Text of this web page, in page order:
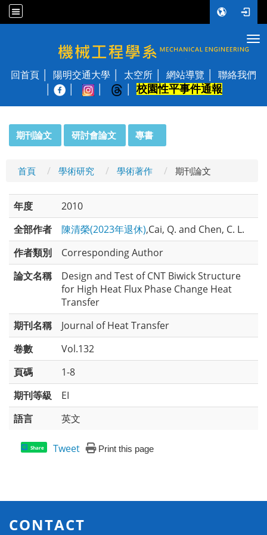
國立陽明交通大學 機械工程學系
回首頁 陽明交通大學 太空所 網站導覽
聯絡我們
校園性平事件通報
期刊論文 研討會論文 專書
首頁 學術研究 學術著作 期刊論文
年度
2010
全部作者
陳清榮(2023年退休),Cai, Q. and Chen, C. L.
作者類別
Corresponding Author
論文名稱
Design and Test of CNT Biwick Structure
for High Heat Flux Phase Change Heat
Transfer
期刊名稱
Journal of Heat Transfer
卷數
Vol.132
頁碼
1-8
期刊等級
EI
語言
英文
Share Tweet Print this page
CONTACT